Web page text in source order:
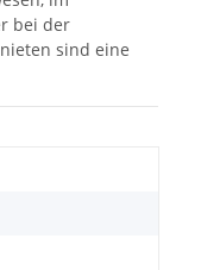
bei der
sind eine